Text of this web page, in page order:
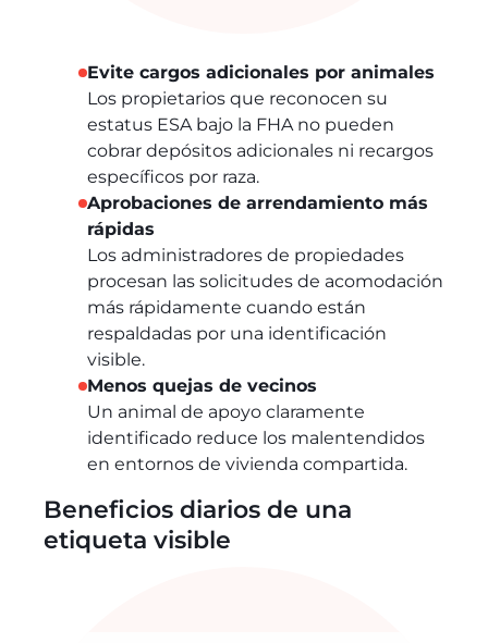
Evite cargos adicionales por animales
Los propietarios que reconocen su
estatus ESA bajo la FHA no pueden
cobrar depósitos adicionales ni recargos
específicos por raza.
Aprobaciones de arrendamiento más
rápidas
Los administradores de propiedades
procesan las solicitudes de acomodación
más rápidamente cuando están
respaldadas por una identificación
visible.
Menos quejas de vecinos
Un animal de apoyo claramente
identificado reduce los malentendidos
en entornos de vivienda compartida.
Beneficios diarios de una
etiqueta visible